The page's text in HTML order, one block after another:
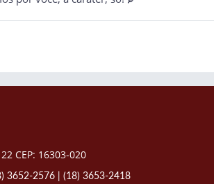
CEP: 16303-020
3652-2576 | (18) 3653-2418